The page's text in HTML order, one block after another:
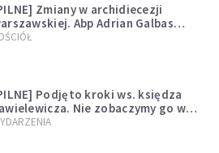
Zmiany w archidiecezji
Abp Adrian Galbas
dekrety nowym proboszczom
Podjęto kroki ws. księdza
Nie zobaczymy go w